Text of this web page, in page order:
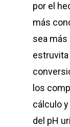
por el
más
sea
los
cálculo
del pH